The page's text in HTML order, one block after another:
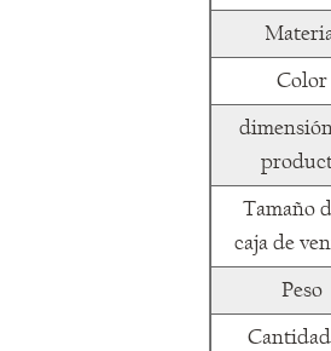
Color
Tamaño
caja de
Peso